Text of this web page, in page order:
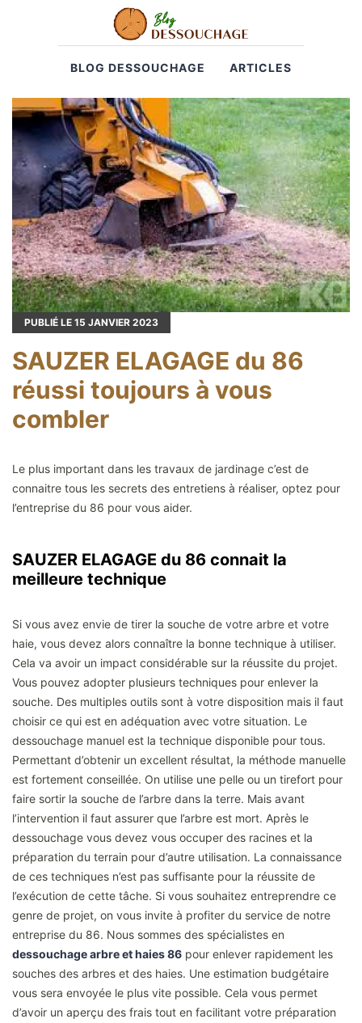
BLOG DESSOUCHAGE ARTICLES
PUBLIÉ LE 15 JANVIER 2023
SAUZER ELAGAGE du 86
réussi toujours à vous
combler
Le plus important dans les travaux de jardinage c’est de
connaitre tous les secrets des entretiens à réaliser, optez pour
l’entreprise du 86 pour vous aider.
SAUZER ELAGAGE du 86 connait la
meilleure technique
Si vous avez envie de tirer la souche de votre arbre et votre
haie, vous devez alors connaître la bonne technique à utiliser.
Cela va avoir un impact considérable sur la réussite du projet.
Vous pouvez adopter plusieurs techniques pour enlever la
souche. Des multiples outils sont à votre disposition mais il faut
choisir ce qui est en adéquation avec votre situation. Le
dessouchage manuel est la technique disponible pour tous.
Permettant d’obtenir un excellent résultat, la méthode manuelle
est fortement conseillée. On utilise une pelle ou un tirefort pour
faire sortir la souche de l’arbre dans la terre. Mais avant
l’intervention il faut assurer que l’arbre est mort. Après le
dessouchage vous devez vous occuper des racines et la
préparation du terrain pour d’autre utilisation. La connaissance
de ces techniques n’est pas suffisante pour la réussite de
l’exécution de cette tâche. Si vous souhaitez entreprendre ce
genre de projet, on vous invite à profiter du service de notre
entreprise du 86. Nous sommes des spécialistes en
dessouchage arbre et haies 86 pour enlever rapidement les
souches des arbres et des haies. Une estimation budgétaire
vous sera envoyée le plus vite possible. Cela vous permet
d’avoir un aperçu des frais tout en facilitant votre préparation